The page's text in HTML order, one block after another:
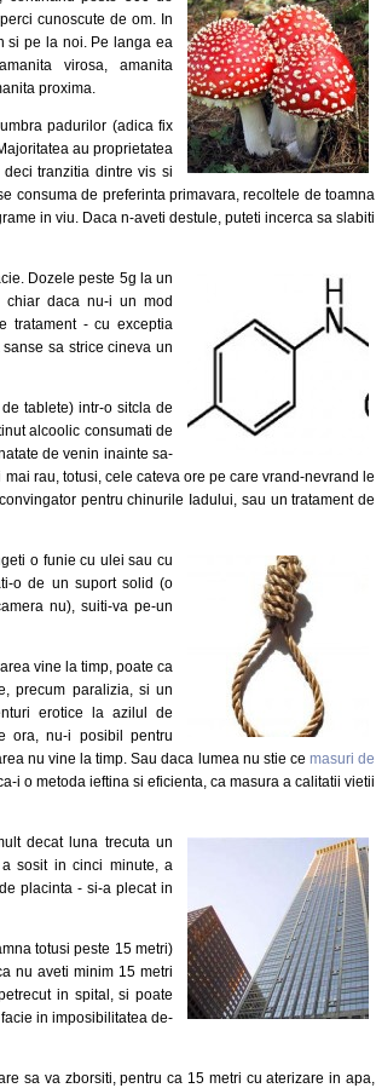
cunoscute de om. In
si pe la noi. Pe langa ea
virosa, amanita
proxima.
padurilor (adica fix
au proprietatea
tranzitia dintre vis si
consuma de preferinta primavara, recoltele de toamna
in viu. Daca n-aveti destule, puteti incerca sa slabiti
Dozele peste 5g la un
chiar daca nu-i un mod
tratament - cu exceptia
sa strice cineva un
tablete) intr-o sitcla de
alcoolic consumati de
de venin inainte sa-
rau, totusi, cele cateva ore pe care vrand-nevrand le
pentru chinurile Iadului, sau un tratament de
o funie cu ulei sau cu
o de un suport solid (o
nu), suiti-va pe-un
vine la timp, poate ca
precum paralizia, si un
erotice la azilul de
ora, nu-i posibil pentru
nu vine la timp. Sau daca lumea nu stie ce masuri de
i o metoda ieftina si eficienta, ca masura a calitatii vietii
decat luna trecuta un
sosit in cinci minute, a
placinta - si-a plecat in
totusi peste 15 metri)
nu aveti minim 15 metri
in spital, si poate
in imposibilitatea de-
sa va zborsiti, pentru ca 15 metri cu aterizare in apa,